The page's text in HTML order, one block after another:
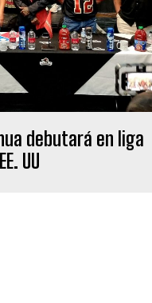
debutará en liga
UU